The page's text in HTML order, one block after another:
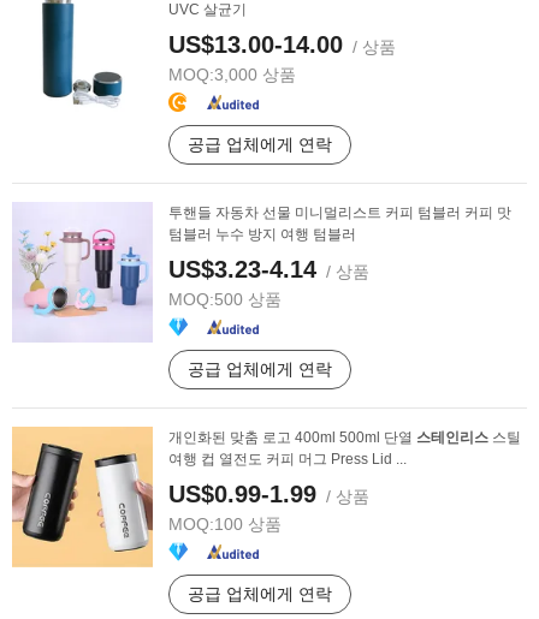
UVC 살균기
US$13.00-14.00 / 상품
MOQ:3,000 상품
공급 업체에게 연락
투핸들 자동차 선물 미니멀리스트 커피 텀블러 커피 맛
텀블러 누수 방지 여행 텀블러
US$3.23-4.14 / 상품
MOQ:500 상품
공급 업체에게 연락
개인화된 맞춤 로고 400ml 500ml 단열 스테인리스 스틸
여행 컵 열전도 커피 머그 Press Lid ...
US$0.99-1.99 / 상품
MOQ:100 상품
공급 업체에게 연락